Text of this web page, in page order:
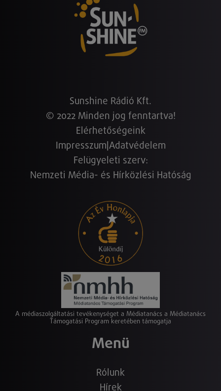
Sunshine Rádió Kft.
© 2022 Minden jog fenntartva!
Elérhetőségeink
Impresszum Adatvédelem
Felügyeleti szerv:
Nemzeti Média- és Hírközlési Hatóság
A médiaszolgáltatási tevékenységet a Médiatanács a Médiatanács
Támogatási Program keretében támogatja
Menü
Rólunk
Hírek